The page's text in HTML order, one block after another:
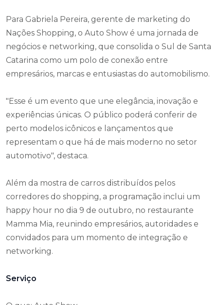
Para Gabriela Pereira, gerente de marketing do
Nações Shopping, o Auto Show é uma jornada de
negócios e networking, que consolida o Sul de Santa
Catarina como um polo de conexão entre
empresários, marcas e entusiastas do automobilismo.
"Esse é um evento que une elegância, inovação e
experiências únicas. O público poderá conferir de
perto modelos icônicos e lançamentos que
representam o que há de mais moderno no setor
automotivo", destaca.
Além da mostra de carros distribuídos pelos
corredores do shopping, a programação inclui um
happy hour no dia 9 de outubro, no restaurante
Mamma Mia, reunindo empresários, autoridades e
convidados para um momento de integração e
networking.
Serviço